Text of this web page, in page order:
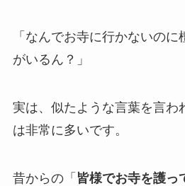
「なんでお寺に行かないの
がいるん？」
実は、似たような言葉を言わ
は非常に多いです。
昔からの「 皆様でお寺を護っ